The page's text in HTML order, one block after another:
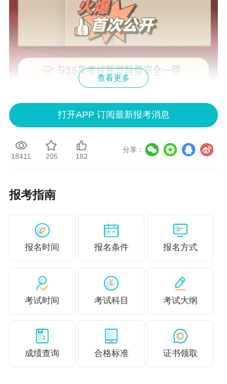
全真模拟卷（一）部分试题内容，让大家感受一下到底有
多值！完整版全科9套送分卷（题目与答案分离版）
查看更多
打开APP 订阅最新报考消息
18411 205 182
分享：
报考指南
报名时间 报名条件 报名方式
考试时间 考试科目 考试大纲
成绩查询 合格标准 证书领取